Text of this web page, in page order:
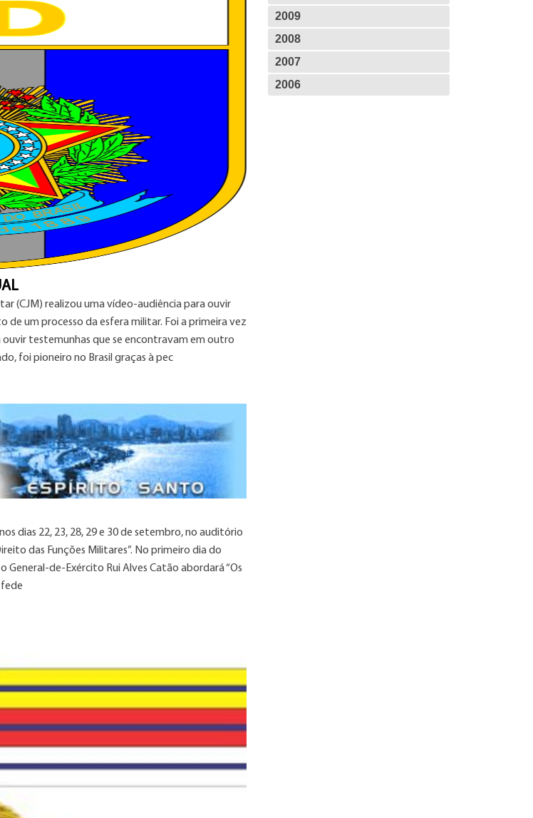
(CJM) realizou uma vídeo-audiência para ouvir
de um processo da esfera militar. Foi a primeira vez
testemunhas que se encontravam em outro
foi pioneiro no Brasil graças à pec
dias 22, 23, 28, 29 e 30 de setembro, no auditório
das Funções Militares”. No primeiro dia do
General-de-Exército Rui Alves Catão abordará “Os
fede
2009
2008
2007
2006